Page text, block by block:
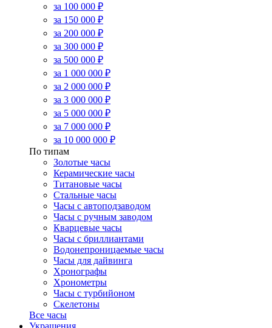
за 100 000 ₽
за 150 000 ₽
за 200 000 ₽
за 300 000 ₽
за 500 000 ₽
за 1 000 000 ₽
за 2 000 000 ₽
за 3 000 000 ₽
за 5 000 000 ₽
за 7 000 000 ₽
за 10 000 000 ₽
По типам
Золотые часы
Керамические часы
Титановые часы
Стальные часы
Часы с автоподзаводом
Часы с ручным заводом
Кварцевые часы
Часы с бриллиантами
Водонепроницаемые часы
Часы для дайвинга
Хронографы
Хронометры
Часы с турбийоном
Скелетоны
Все часы